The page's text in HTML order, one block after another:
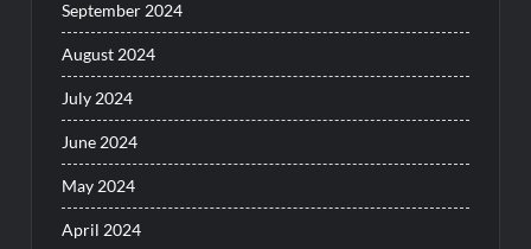
September 2024
August 2024
July 2024
June 2024
May 2024
April 2024